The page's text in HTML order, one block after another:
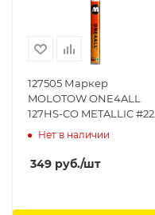
127505 Маркер
MOLOTOW ONE4ALL
127HS-CO METALLIC #227
Серебро 1,5 мм
Нет в наличии
349 руб./шт